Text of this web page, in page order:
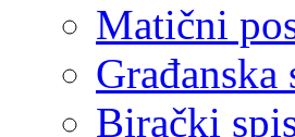
Matični
Građanska
Birački